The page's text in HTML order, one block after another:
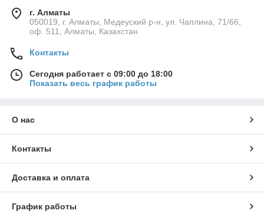
г. Алматы
050019, г. Алматы, Медеуский р-н, ул. Чаплина, 71/66,
оф. 511, Алматы, Казахстан
Контакты
Сегодня работает с 09:00 до 18:00
Показать весь график работы
О нас
Контакты
Доставка и оплата
График работы